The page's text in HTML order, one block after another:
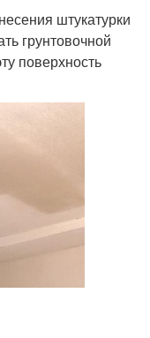
штукатурки
грунтовочной
поверхность